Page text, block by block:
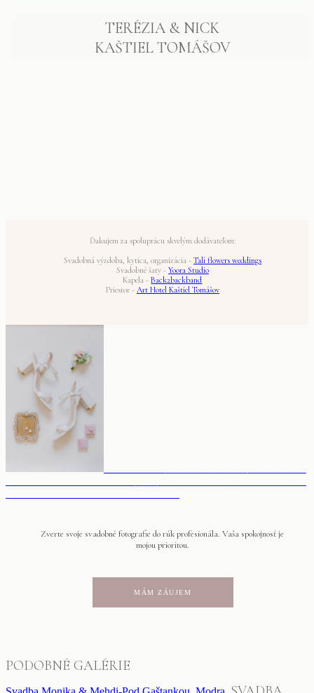
TERÉZIA & NICK
KAŠTIEL TOMÁŠOV
Ďakujem za spoluprácu skvelým dodávateľom:
Svadobná výzdoba, kytica, organizácia - Tali flowers weddings
Svadobné šaty - Yoora Studio
Kapela - Back2backband
Priestor - Art Hotel Kaštiel Tomášov
Zverte svoje svadobné fotografie do rúk profesionála. Vaša spokojnosť je
mojou prioritou.
MÁM ZÁUJEM
PODOBNÉ GALÉRIE